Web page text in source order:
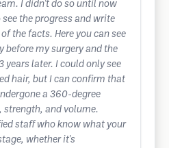
I didn't do so until now
the progress and write
the facts. Here you can see
before my surgery and the
years later. I could only see
hair, but I can confirm that
a 360-degree
strength, and volume.
staff who know what your
whether it's